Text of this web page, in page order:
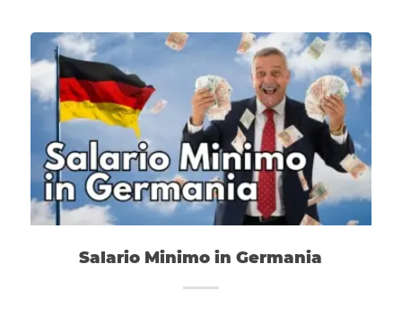
Salario Minimo in Germania